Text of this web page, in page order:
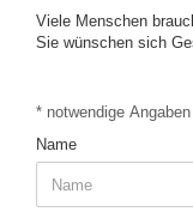
Viele Menschen
Sie wünschen sich
SERVICE
* notwendige Angaben
Name